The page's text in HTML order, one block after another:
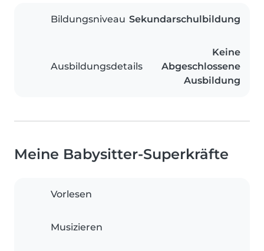
Bildungsniveau Sekundarschulbildung
Ausbildungsdetails
Keine
Abgeschlossene
Ausbildung
Meine Babysitter-Superkräfte
Vorlesen
Musizieren